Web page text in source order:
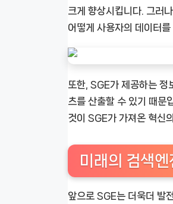
크게 향상시킵니다. 그러
어떻게 사용자의 데이터
또한, SGE가 제공하는 정
츠를 산출할 수 있기 때문
것이 SGE가 가져온 혁신
미래의 검색
앞으로 SGE는 더욱더 발